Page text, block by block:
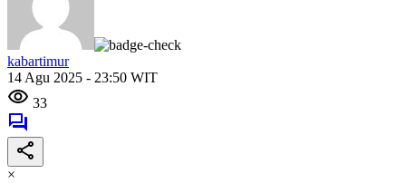
kabartimur
14 Agu 2025 - 23:50 WIT
33
×